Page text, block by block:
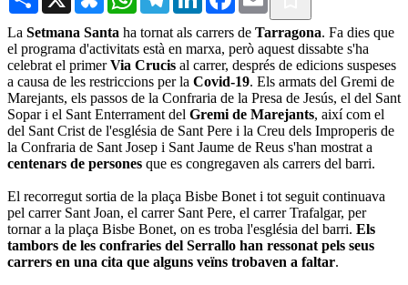
La Setmana Santa ha tornat als carrers de Tarragona. Fa dies que
el programa d'activitats està en marxa, però aquest dissabte s'ha
celebrat el primerVia Crucis al carrer, després de edicions suspeses
a causa de les restriccions per la Covid-19. Els armats del Gremi de
Marejants, els passos de la Confraria de la Presa de Jesús, el del Sant
Sopar i el Sant Enterrament del Gremi de Marejants, així com el
del Sant Crist de l'església de Sant Pere i la Creu dels Improperis de
la Confraria de Sant Josep i Sant Jaume de Reus s'han mostrat a
centenars de persones que es congregaven als carrers del barri.
El recorregut sortia de la plaça Bisbe Bonet i tot seguit continuava
pel carrer Sant Joan, el carrer Sant Pere, el carrer Trafalgar, per
tornar a la plaça Bisbe Bonet, on es troba l'església del barri. Els
tambors de les confraries del Serrallo han ressonat pels seus
carrers en una cita que alguns veïns trobaven a faltar.